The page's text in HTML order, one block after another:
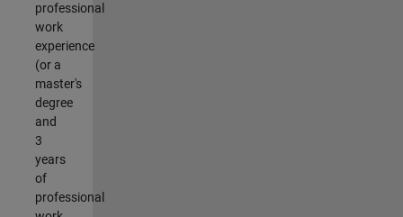
professional
work
experience
(or a
master's
degree
and
3
years
of
professional